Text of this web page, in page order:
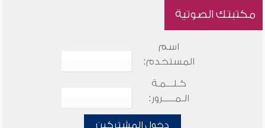
مكتبتك الصوتية
اسم
المستخدم:
كـلـــمـة
الـمـــــرور:
دخول المشتركين